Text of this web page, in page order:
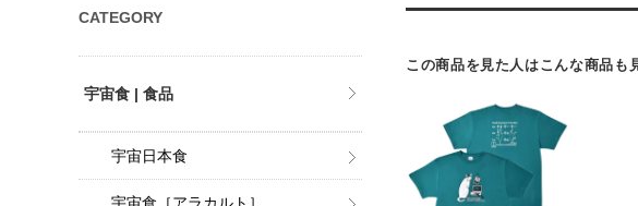
この商品を見た人はこんな商品も
CATEGORY
宇宙食 | 食品
宇宙日本食